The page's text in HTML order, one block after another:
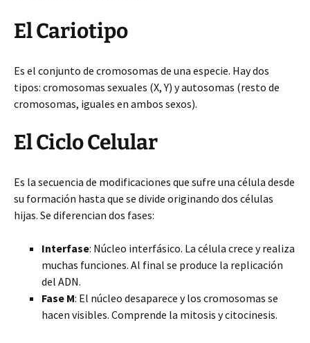
El Cariotipo
Es el conjunto de cromosomas de una especie. Hay dos
tipos: cromosomas sexuales (X, Y) y autosomas (resto de
cromosomas, iguales en ambos sexos).
El Ciclo Celular
Es la secuencia de modificaciones que sufre una célula desde
su formación hasta que se divide originando dos células
hijas. Se diferencian dos fases:
Interfase: Núcleo interfásico. La célula crece y realiza
muchas funciones. Al final se produce la replicación
del ADN.
Fase M: El núcleo desaparece y los cromosomas se
hacen visibles. Comprende la mitosis y citocinesis.